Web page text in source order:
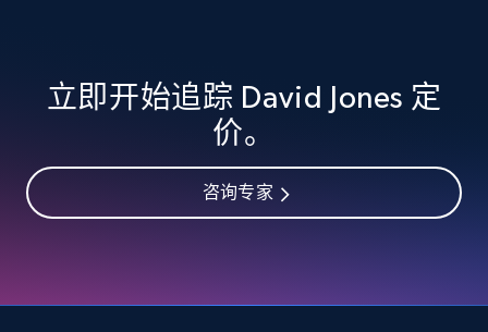
URL, Product id, Title, Product description,
Rating, Reviews count, Images, Variations, and
立即开始追踪 David Jones 定
价。
咨询专家